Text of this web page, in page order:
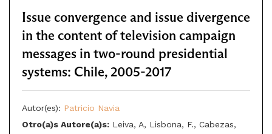
Issue convergence and issue divergence
in the content of television campaign
messages in two-round presidential
systems: Chile, 2005-2017
Autor(es): Patricio Navia
Otro(a)s Autore(a)s: Leiva, A, Lisbona, F., Cabezas,